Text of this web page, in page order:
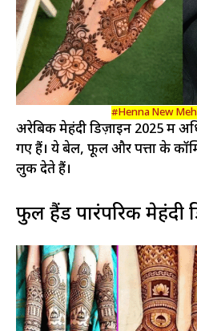
#Henna New
अरेबिक मेहंदी डिज़ाइन 2025 में
गए हैं। ये बेल, फूल और पत्तों के
लुक देते हैं।
फुल हैंड पारंपरिक मेहंदी